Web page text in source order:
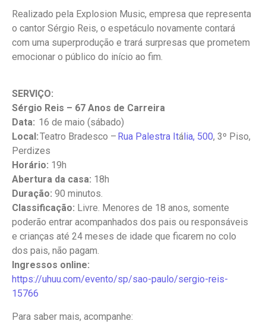
Realizado pela Explosion Music, empresa que representa
o cantor Sérgio Reis, o espetáculo novamente contará
com uma superprodução e trará surpresas que prometem
emocionar o público do início ao fim.
SERVIÇO:
Sérgio Reis – 67 Anos de Carreira
Data: 16 de maio (sábado)
Local:Teatro Bradesco – Rua Palestra Itá lia, 500, 3º Piso,
Perdizes
Horário: 19h
Abertura da casa: 18h
Duração: 90 minutos.
Classificação: Livre. Menores de 18 anos, somente
poderão entrar acompanhados dos pais ou responsáveis
e crianças até 24 meses de idade que ficarem no colo
dos pais, não pagam.
Ingressos online:
https://uhuu.com/evento/sp/sao-paulo/sergio-reis-
15766
Para saber mais, acompanhe: